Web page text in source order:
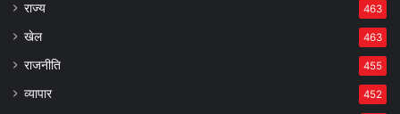
राज्य 463
खेल 463
राजनीति 455
व्यापार 452